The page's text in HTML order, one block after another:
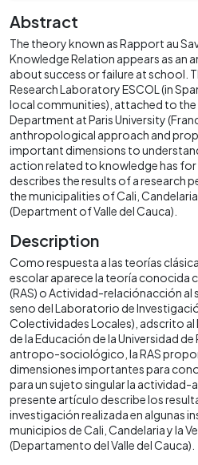
Abstract
The theory known as Rapport au
Knowledge Relation appears as an
about success or failure at school.
Research Laboratory ESCOL (in
local communities), attached to
Department at Paris University
anthropological approach and
important dimensions to
action related to knowledge has for
describes the results of a research
the municipalities of Cali,
(Department of Valle del Cauca).
Description
Como respuesta a las teorías
escolar aparece la teoría conocida
(RAS) o Actividad-relaciónacción al
seno del Laboratorio de
Colectividades Locales), adscrito
de la Educación de la Universidad de
antropo-sociológico, la RAS
dimensiones importantes para
para un sujeto singular la actividad-
presente artículo describe los
investigación realizada en algunas
municipios de Cali, Candelaria y la
(Departamento del Valle del Cauca).